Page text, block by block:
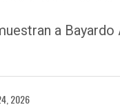
a
2026